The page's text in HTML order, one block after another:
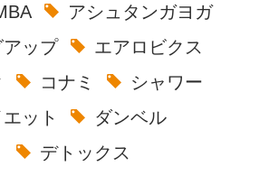
アシュタンガヨガ
ップ
エアロビクス
コナミ
シャワー
ット
ダンベル
デトックス